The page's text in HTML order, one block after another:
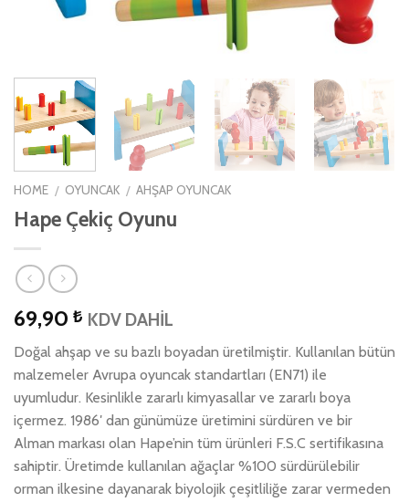
HOME / OYUNCAK / AHŞAP OYUNCAK
Hape Çekiç Oyunu
69,90 ₺ KDV DAHİL
Doğal ahşap ve su bazlı boyadan üretilmiştir. Kullanılan bütün
malzemeler Avrupa oyuncak standartları (EN71) ile
uyumludur. Kesinlikle zararlı kimyasallar ve zararlı boya
içermez. 1986′ dan günümüze üretimini sürdüren ve bir
Alman markası olan Hape’nin tüm ürünleri F.S.C sertifikasına
sahiptir. Üretimde kullanılan ağaçlar %100 sürdürülebilir
orman ilkesine dayanarak biyolojik çeşitliliğe zarar vermeden